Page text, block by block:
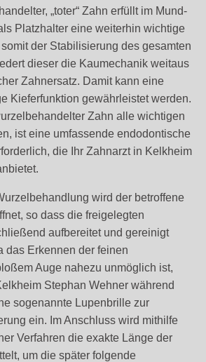
„toter“ Zahn erfüllt im Mund-
Platzhalter eine weiterhin wichtige
der Stabilisierung des gesamten
dieser die Kaumechanik weitaus
Zahnersatz. Damit kann eine
Kieferfunktion gewährleistet werden.
Zahn alle wichtigen
ist eine umfassende endodontische
die Ihr Zahnarzt in Kelkheim
wird der betroffene
so dass die freigelegten
aufbereitet und gereinigt
das Erkennen der feinen
Auge nahezu unmöglich ist,
Stephan Wehner während
sogenannte Lupenbrille zur
ein. Im Anschluss wird mithilfe
Verfahren die exakte Länge der
um die später folgende